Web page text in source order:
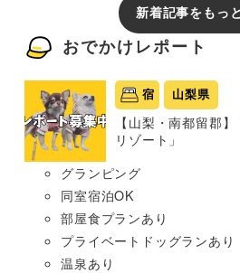
新着記事をもっ
おでかけレポート
宿 山梨県
【山梨・南都留郡
リゾート」
グランピング
同室宿泊OK
部屋食プランあり
プライベートドッグランあり
温泉あり